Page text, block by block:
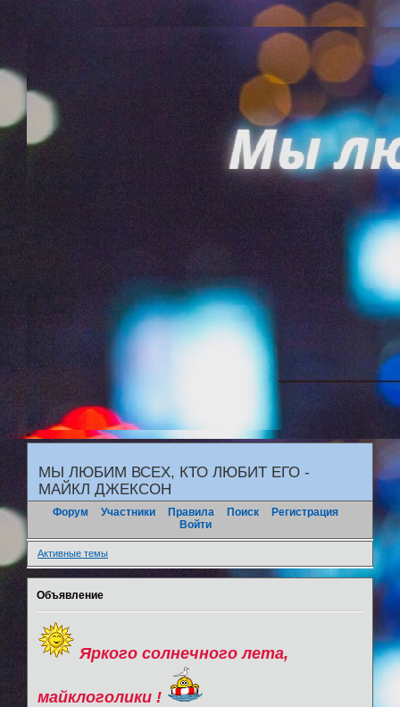
"
МЫ ЛЮБИМ ВСЕХ, КТО ЛЮБИТ ЕГО -
МАЙКЛ ДЖЕКСОН
Форум Участники Правила Поиск
Регистрация
Войти
Активные темы
Объявление
Яркого солнечного лета,
майклоголики !